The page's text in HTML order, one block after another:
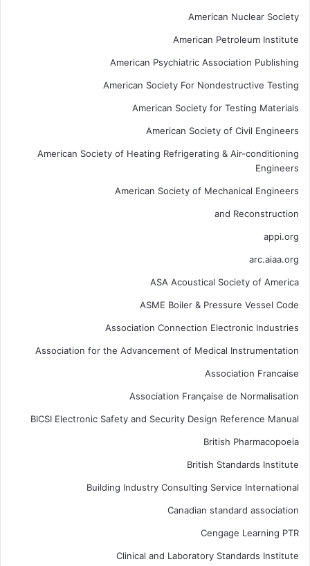
American Nuclear Society
American Petroleum Institute
American Psychiatric Association Publishing
American Society For Nondestructive Testing
American Society for Testing Materials
American Society of Civil Engineers
American Society of Heating Refrigerating & Air-conditioning
Engineers
American Society of Mechanical Engineers
and Reconstruction
appi.org
arc.aiaa.org
ASA Acoustical Society of America
ASME Boiler & Pressure Vessel Code
Association Connection Electronic Industries
Association for the Advancement of Medical Instrumentation
Association Francaise
Association Française de Normalisation
BICSI Electronic Safety and Security Design Reference Manual
British Pharmacopoeia
British Standards Institute
Building Industry Consulting Service International
Canadian standard association
Cengage Learning PTR
Clinical and Laboratory Standards Institute